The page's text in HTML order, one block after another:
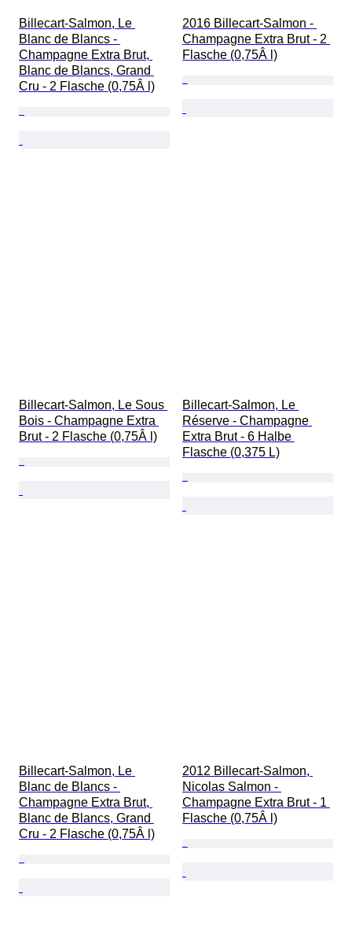
Billecart-Salmon, Le
Blanc de Blancs -
Champagne Extra Brut,
Blanc de Blancs, Grand
Cru - 2 Flasche (0,75Â l)
2016 Billecart-Salmon -
Champagne Extra Brut - 2
Flasche (0,75Â l)
Billecart-Salmon, Le Sous
Bois - Champagne Extra
Brut - 2 Flasche (0,75Â l)
Billecart-Salmon, Le
Réserve - Champagne
Extra Brut - 6 Halbe
Flasche (0,375 L)
Billecart-Salmon, Le
Blanc de Blancs -
Champagne Extra Brut,
Blanc de Blancs, Grand
Cru - 2 Flasche (0,75Â l)
2012 Billecart-Salmon,
Nicolas Salmon -
Champagne Extra Brut - 1
Flasche (0,75Â l)